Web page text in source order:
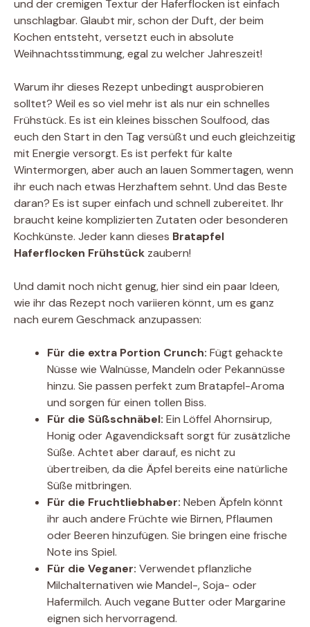
und der cremigen Textur der Haferflocken ist einfach
unschlagbar. Glaubt mir, schon der Duft, der beim
Kochen entsteht, versetzt euch in absolute
Weihnachtsstimmung, egal zu welcher Jahreszeit!
Warum ihr dieses Rezept unbedingt ausprobieren
solltet? Weil es so viel mehr ist als nur ein schnelles
Frühstück. Es ist ein kleines bisschen Soulfood, das
euch den Start in den Tag versüßt und euch gleichzeitig
mit Energie versorgt. Es ist perfekt für kalte
Wintermorgen, aber auch an lauen Sommertagen, wenn
ihr euch nach etwas Herzhaftem sehnt. Und das Beste
daran? Es ist super einfach und schnell zubereitet. Ihr
braucht keine komplizierten Zutaten oder besonderen
Kochkünste. Jeder kann dieses Bratapfel
Haferflocken Frühstück zaubern!
Und damit noch nicht genug, hier sind ein paar Ideen,
wie ihr das Rezept noch variieren könnt, um es ganz
nach eurem Geschmack anzupassen:
Für die extra Portion Crunch: Fügt gehackte
Nüsse wie Walnüsse, Mandeln oder Pekannüsse
hinzu. Sie passen perfekt zum Bratapfel-Aroma
und sorgen für einen tollen Biss.
Für die Süßschnäbel: Ein Löffel Ahornsirup,
Honig oder Agavendicksaft sorgt für zusätzliche
Süße. Achtet aber darauf, es nicht zu
übertreiben, da die Äpfel bereits eine natürliche
Süße mitbringen.
Für die Fruchtliebhaber: Neben Äpfeln könnt
ihr auch andere Früchte wie Birnen, Pflaumen
oder Beeren hinzufügen. Sie bringen eine frische
Note ins Spiel.
Für die Veganer: Verwendet pflanzliche
Milchalternativen wie Mandel-, Soja- oder
Hafermilch. Auch vegane Butter oder Margarine
eignen sich hervorragend.